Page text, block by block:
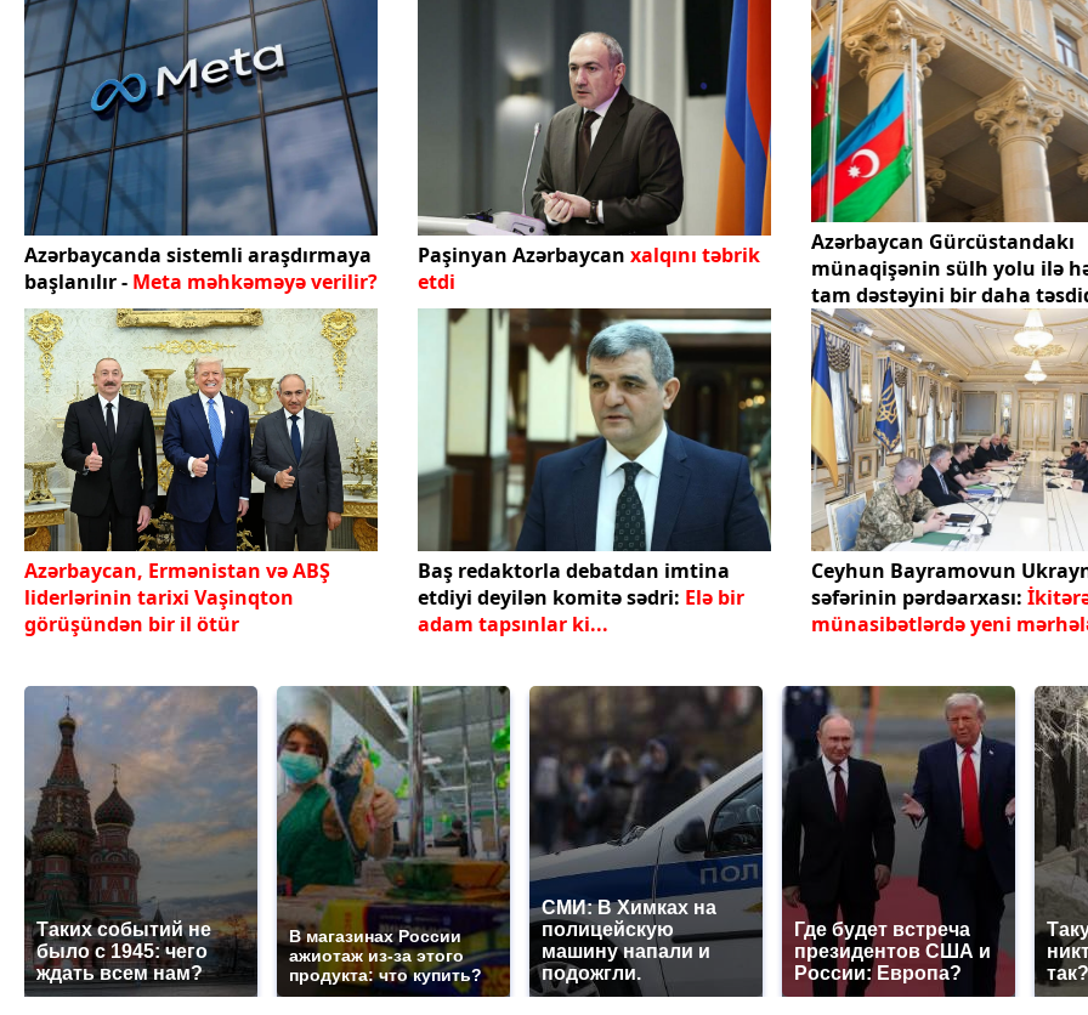
Azərbaycanda sistemli araşdırmaya
başlanılır - Meta məhkəməyə verilir?
Paşinyan Azərbaycan xalqını təbrik
etdi
Azərbaycan Gürcüstandakı
münaqişənin sülh yolu ilə
tam dəstəyini bir daha
Azərbaycan, Ermənistan və ABŞ
liderlərinin tarixi Vaşinqton
görüşündən bir il ötür
Baş redaktorla debatdan imtina
etdiyi deyilən komitə sədri: Elə bir
adam tapsınlar ki...
Ceyhun Bayramovun
səfərinin pərdəarxası:
münasibətlərdə yeni
Таких событий не
было с 1945: чего
ждать всем нам?
В магазинах России
ажиотаж из-за этого
продукта: что купить?
СМИ: В Химках на
полицейскую
машину напали и
подожгли.
Где будет встреча
президентов США и
России: Европа?